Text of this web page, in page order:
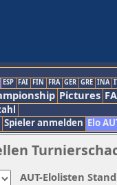
ESP FAI FIN FRA GER GRE INA
Pictures
Spieler anmelden Elo
AUT-Elolisten